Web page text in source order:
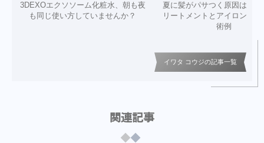
3DEXOエクソソーム化粧水、朝も夜
も同じ使い方していませんか？
夏に髪がパサつく原因は？
リートメントとアイロン仕
術例
イワタ コウジの記事一覧
関連記事